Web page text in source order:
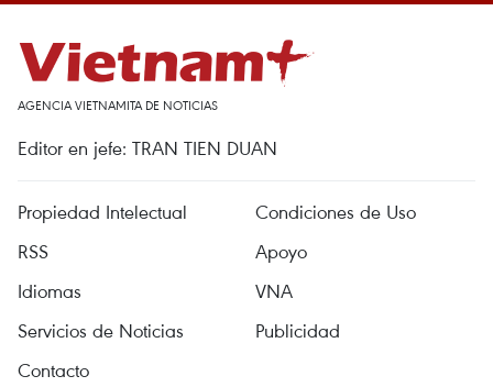
AGENCIA VIETNAMITA DE NOTICIAS
Editor en jefe: TRAN TIEN DUAN
Propiedad Intelectual
Condiciones de Uso
RSS
Apoyo
Idiomas
VNA
Servicios de Noticias
Publicidad
Contacto